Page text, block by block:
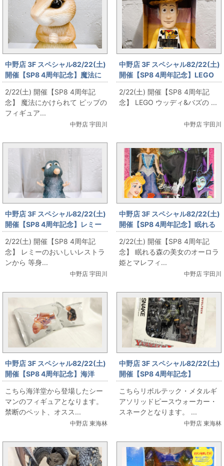
中野店 3F スペシャル82/22(土)
開催【SP8 4周年記念】魔法に
かけられて ピップのフィギュア
を販売します！
2/22(土) 開催【SP8 4周年記
念】 魔法にかけられて ピップの
フィギュア...
中野店 宇田川
中野店 3F スペシャル82/22(土)
開催【SP8 4周年記念】LEGO
ウッディ&バズの アラームクロ
ック を販売します！
2/22(土) 開催【SP8 4周年記
念】 LEGO ウッディ&バズの ...
中野店 宇田川
中野店 3F スペシャル82/22(土)
開催【SP8 4周年記念】レミー
のフィギュア を販売します！
2/22(土) 開催【SP8 4周年記
念】 レミーのおいしいレストラ
ンから 等身...
中野店 宇田川
中野店 3F スペシャル82/22(土)
開催【SP8 4周年記念】眠れる
森の美女のドール を販売しま
す！
2/22(土) 開催【SP8 4周年記
念】 眠れる森の美女のオーロラ
姫とマレフィ...
中野店 宇田川
中野店 3F スペシャル82/22(土)
開催【SP8 4周年記念】海洋
堂・シーマンを販売します！
こちら海洋堂から登場したシー
マンのフィギュアとなります。
禁断のペット、オスス...
中野店 東海林
中野店 3F スペシャル82/22(土)
開催【SP8 4周年記念】
REVOLTECH・MGSPW・
SNAKE を販売します！
こちらリボルテック・メタルギ
アソリッドピースウォーカー・
スネークとなります。 ...
中野店 東海林